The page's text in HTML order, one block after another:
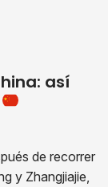
así
de recorrer
y Zhangjiajie,